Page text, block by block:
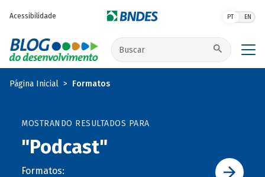
Acessibilidade PT EN
Buscar no site
Página Inicial Formatos
MOSTRANDO RESULTADOS PARA
"Podcast"
Formatos: